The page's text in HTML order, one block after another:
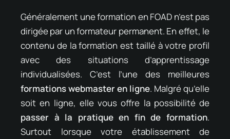
Généralement une formation en FOAD n’est pas
dirigée par un formateur permanent. En effet, le
contenu de la formation est taillé à votre profil
avec des situations d’apprentissage
individualisées. C’est l’une des meilleures
formations webmaster en ligne. Malgré qu’elle
soit en ligne, elle vous offre la possibilité de
passer à la pratique en fin de formation.
Surtout lorsque votre établissement de